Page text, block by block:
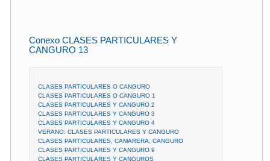
Conexo CLASES PARTICULARES Y
CANGURO 13
CLASES PARTICULARES O CANGURO
CLASES PARTICULARES O CANGURO 1
CLASES PARTICULARES Y CANGURO 2
CLASES PARTICULARES Y CANGURO 3
CLASES PARTICULARES Y CANGURO 4
VERANO: CLASES PARTICULARES Y CANGURO
CLASES PARTICULARES, CAMARERA, CANGURO
CLASES PARTICULARES Y CANGURO 9
CLASES PARTICULARES Y CANGUROS